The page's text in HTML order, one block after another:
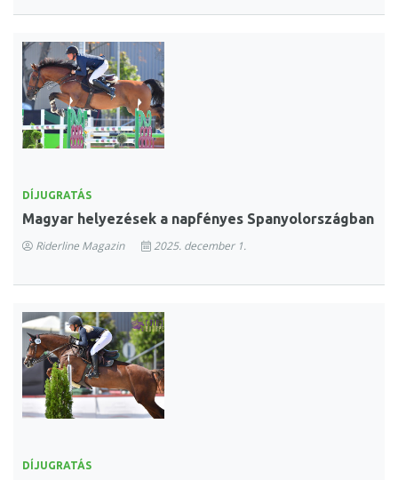
DÍJUGRATÁS
Magyar helyezések a napfényes Spanyolországban
Riderline Magazin 2025. december 1.
DÍJUGRATÁS